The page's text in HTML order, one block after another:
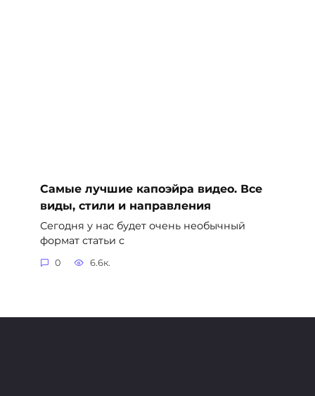
Самые лучшие капоэйра видео. Все
виды, стили и направления
Сегодня у нас будет очень необычный
формат статьи с
0 6.6к.